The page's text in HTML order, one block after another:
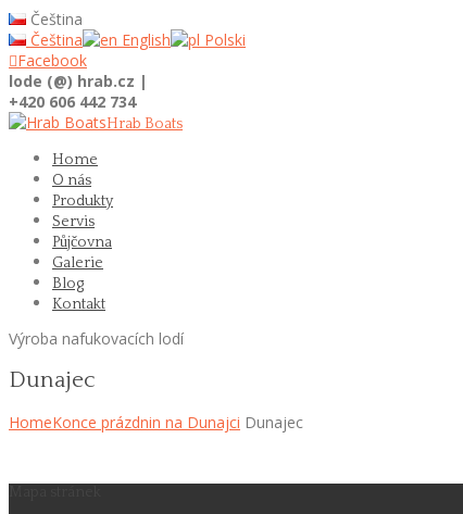
Čeština
Čeština
English
Polski
Facebook
lode (@) hrab.cz |
+420 606 442 734
Hrab Boats
Home
O nás
Produkty
Servis
Půjčovna
Galerie
Blog
Kontakt
Výroba nafukovacích lodí
Dunajec
HomeKonce prázdnin na Dunajci Dunajec